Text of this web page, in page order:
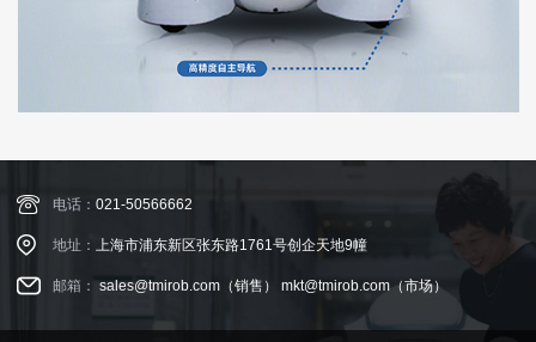
电话： 021-50566662
地址： 上海市浦东新区张东路1761号创企天地9幢
邮箱： sales@tmirob.com（销售） mkt@tmirob.com（市场）